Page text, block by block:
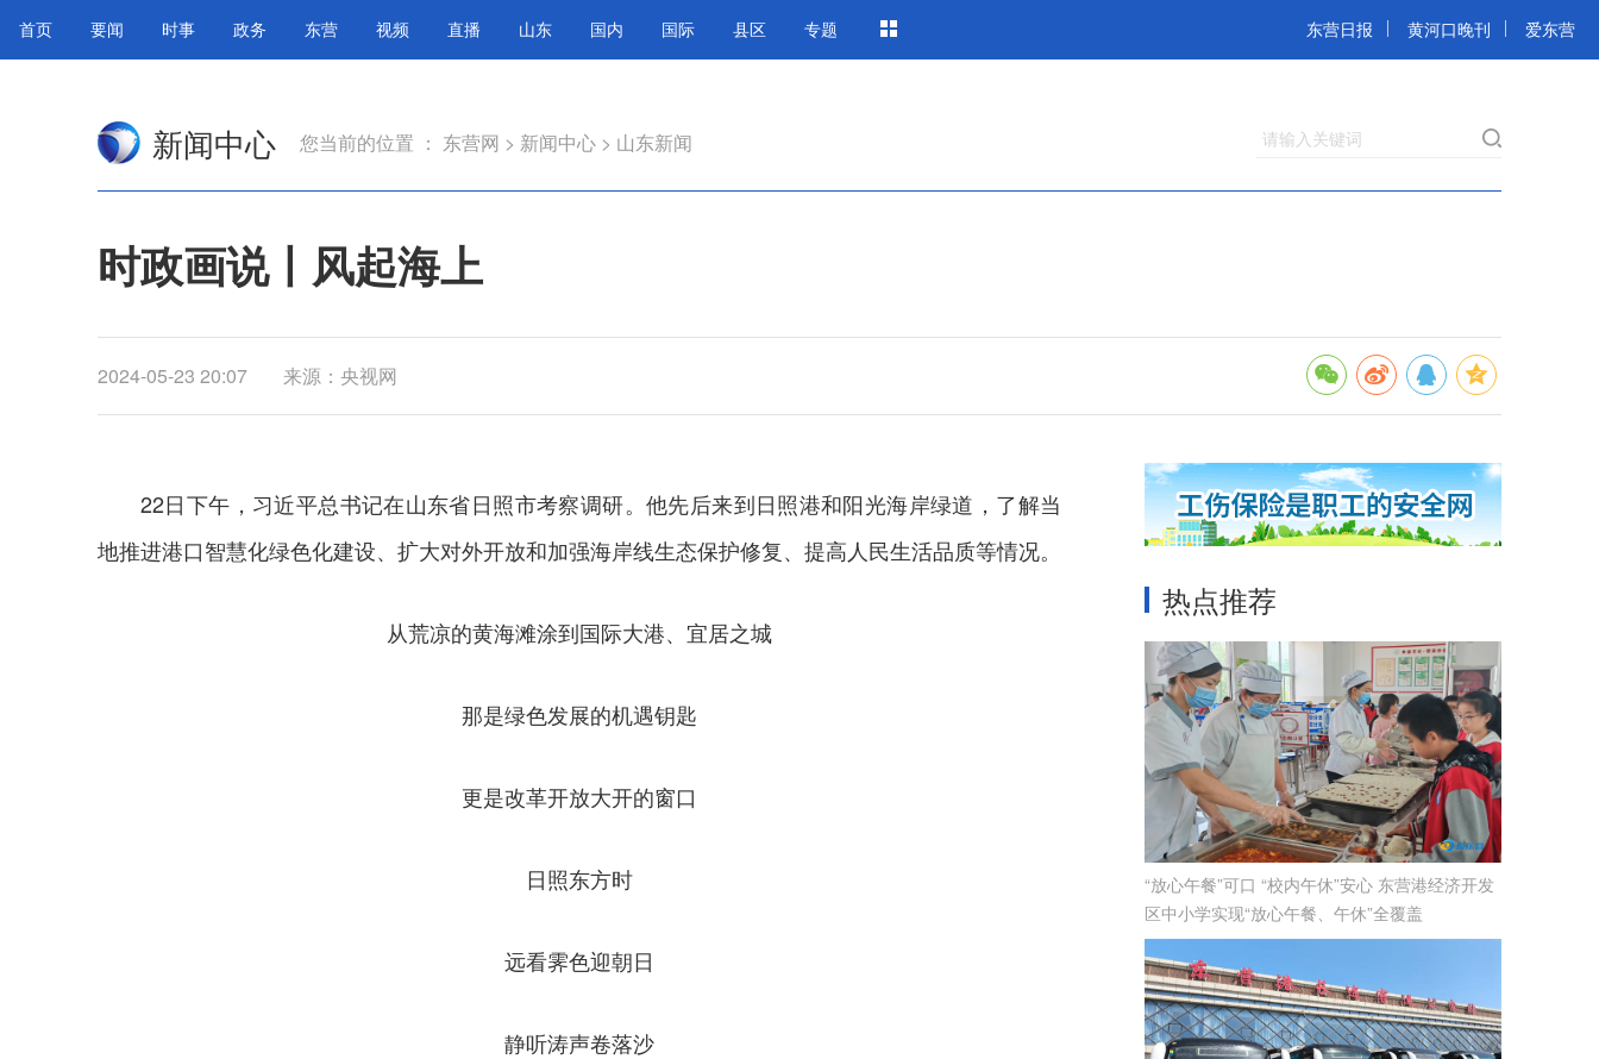
首页 要闻 时事 政务 东营 视频 直播 山东 国内 国际 县区 专题 东营日报 黄河口晚刊 爱东营
新闻中心 您当前的位置 ： 东营网 > 新闻中心 > 山东新闻 请输入关键词
时政画说丨风起海上
2024-05-23 20:07 来源：央视网
22日下午，习近平总书记在山东省日照市考察调研。他先后来到日照港和阳光海岸绿道，了解当
地推进港口智慧化绿色化建设、扩大对外开放和加强海岸线生态保护修复、提高人民生活品质等情况。
从荒凉的黄海滩涂到国际大港、宜居之城
那是绿色发展的机遇钥匙
更是改革开放大开的窗口
日照东方时
远看霁色迎朝日
静听涛声卷落沙
热点推荐
“放心午餐”可口 “校内午休”安心 东营港经济开发
区中小学实现“放心午餐、午休”全覆盖